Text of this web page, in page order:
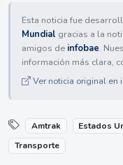
Esta noticia fue
Mundial gracias a la
amigos de infobae.
información más clara,
Ver noticia original en
Amtrak Estados
Transporte